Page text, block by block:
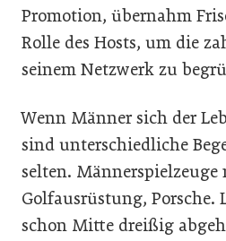
Promotion, übernahm
Rolle des Hosts, um die
seinem Netzwerk zu
Wenn Männer sich der
sind unterschiedliche
selten. Männerspielzeuge
Golfausrüstung, Porsche.
schon Mitte dreißig